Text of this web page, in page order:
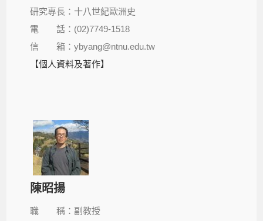
研究專長：十八世紀歐洲史
電 話：(02)7749-1518
信 箱：ybyang@ntnu.edu.tw
【個人資料及著作】
陳昭揚
職 稱：副教授